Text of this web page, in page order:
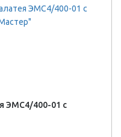
ЭМС4/400-01 с